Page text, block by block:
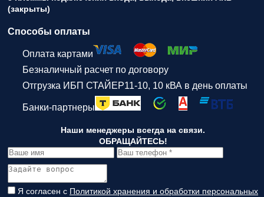
(закрыты)
Способы оплаты
Оплата картами
Безналичный расчет по договору
Отгрузка ИБП СТАЙЕР11-10, 10 кВА в день оплаты
Банки-партнеры
Наши менеджеры всегда на связи.
ОБРАЩАЙТЕСЬ!
Я согласен с Политикой хранения и обработки персональных